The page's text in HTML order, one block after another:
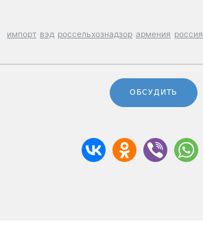
импорт вэд россельхознадзор армения россия
ОБСУДИТЬ